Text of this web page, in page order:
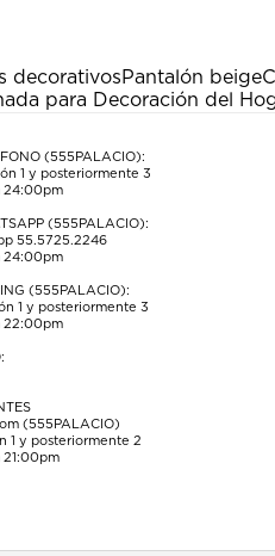
Esta
envío.
decorativosPantalón beige
para Decoración del
(555PALACIO):
1 y posteriormente 3
24:00pm
(555PALACIO):
55.5725.2246
24:00pm
(555PALACIO):
1 y posteriormente 3
22:00pm
(555PALACIO)
1 y posteriormente 2
21:00pm